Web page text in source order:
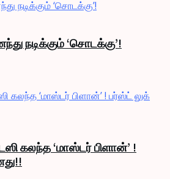
நடிக்கும் ‘சொடக்கு’!
கலந்த ‘மாஸ்டர் பிளான்’ !